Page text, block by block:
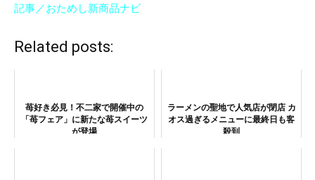
記事／おためし新商品ナビ
Related posts:
苺好き必見！不二家で開催中の
「苺フェア」に新たな苺スイーツ
が登場
ラーメンの聖地で人気店が閉店 カ
オス過ぎるメニューに最終日も客
殺到